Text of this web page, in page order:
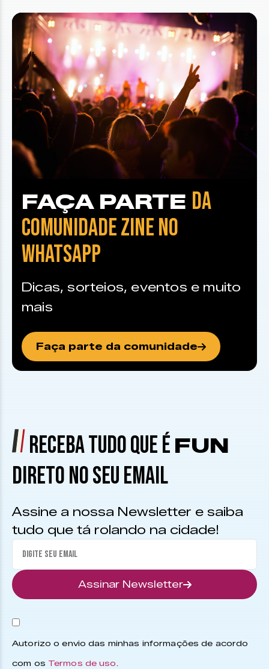
FAÇA PARTE DA
COMUNIDADE ZINE NO
WHATSAPP
Dicas, sorteios, eventos e muito
mais
Faça parte da comunidade
RECEBA TUDO QUE É FUN
DIRETO NO SEU EMAIL
Assine a nossa Newsletter e saiba
tudo que tá rolando na cidade!
Assinar Newsletter
Autorizo o envio das minhas informações de acordo
com os Termos de uso.